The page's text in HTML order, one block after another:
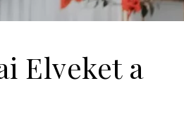
Elveket a